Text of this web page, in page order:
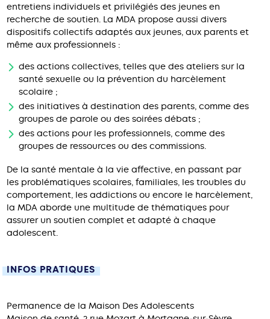
entretiens individuels et privilégiés des jeunes en
recherche de soutien. La MDA propose aussi divers
dispositifs collectifs adaptés aux jeunes, aux parents et
même aux professionnels :
des actions collectives, telles que des ateliers sur la
santé sexuelle ou la prévention du harcèlement
scolaire ;
des initiatives à destination des parents, comme des
groupes de parole ou des soirées débats ;
des actions pour les professionnels, comme des
groupes de ressources ou des commissions.
De la santé mentale à la vie affective, en passant par
les problématiques scolaires, familiales, les troubles du
comportement, les addictions ou encore le harcèlement,
la MDA aborde une multitude de thématiques pour
assurer un soutien complet et adapté à chaque
adolescent.
INFOS PRATIQUES
Permanence de la Maison Des Adolescents